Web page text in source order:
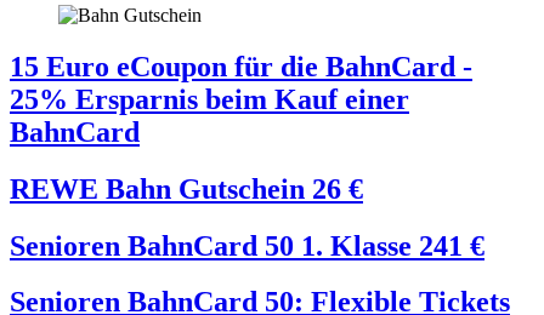
15 Euro eCoupon für die BahnCard -
25% Ersparnis beim Kauf einer
BahnCard
REWE Bahn Gutschein 26 €
Senioren BahnCard 50 1. Klasse 241 €
Senioren BahnCard 50: Flexible Tickets